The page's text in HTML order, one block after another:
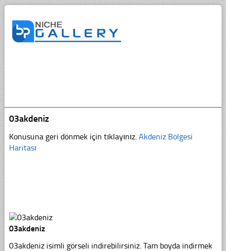
03akdeniz
Konusuna geri dönmek için tıklayınız. Akdeniz Bölgesi
Haritası
03akdeniz
03akdeniz isimli görseli indirebilirsiniz. Tam boyda indirmek